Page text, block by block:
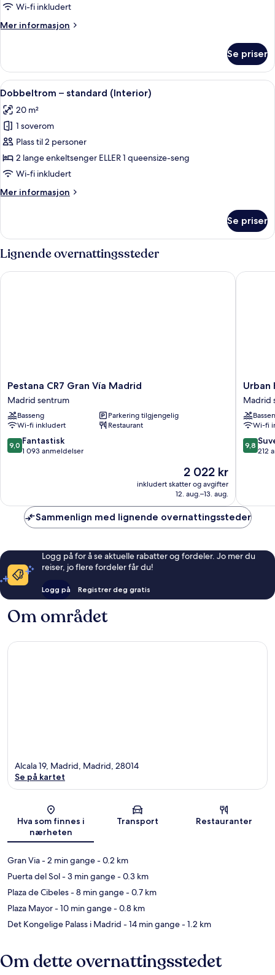
Wi-fi inkludert
Mer informasjon
Mer
(Interior)
Se priser
Åpne
alle
bildene
av
Dobbeltrom
–
standard
Dobbeltrom – standard (Interior) |
4
Dobbeltrom – standard (Interior)
20 m²
1 soverom
Plass til 2 personer
2 lange enkeltsenger ELLER 1 queensize-seng
Wi-fi inkludert
Mer informasjon
Mer
–
(Interior)
Se priser
Lignende overnattingssteder
Pestana
CR7
Gran
Vía
Madrid
Madrid
sentrum
Pestana CR7 Gran Vía Madrid
Madrid sentrum
Basseng
Parkering tilgjengelig
Wi-fi inkludert
Restaurant
9.0
av
9,0 Fantastisk
1 093 anmeldelser
Prisen
er
2 022 kr
2 022 kr
inkludert skatter og avgifter
12. aug.–13. aug.
Pestana CR7 Gran Vía Madrid
Urban
Hive
Madrid
Madrid
sentrum
Urban
Madrid
Wi-fi
9.8
av
9,8
212
Urban
Sammenlign med lignende overnattingssteder
Logg på for å se aktuelle rabatter og fordeler. Jo mer du
reiser, jo flere fordeler får du!
Logg på Registrer deg gratis
Om området
Kart
Alcala 19, Madrid, Madrid, 28014
Se på kartet
Hva som finnes i
nærheten
Transport Restauranter
Gran Via- 2 min gange- 0.2 km
Puerta del Sol- 3 min gange- 0.3 km
Plaza de Cibeles- 8 min gange- 0.7 km
Plaza Mayor- 10 min gange- 0.8 km
Det Kongelige Palass i Madrid - 14 min gange- 1.2 km
Om dette overnattingsstedet